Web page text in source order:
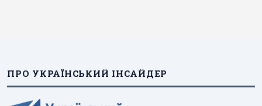
ПРО УКРАЇНСЬКИЙ ІНСАЙДЕР